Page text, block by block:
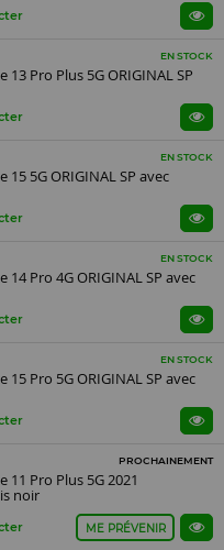
EN STOCK
Pro Plus 5G ORIGINAL SP
EN STOCK
5G ORIGINAL SP avec
EN STOCK
Pro 4G ORIGINAL SP avec
EN STOCK
Pro 5G ORIGINAL SP avec
PROCHAINEMENT
11 Pro Plus 5G 2021
noir
ME PRÉVENIR